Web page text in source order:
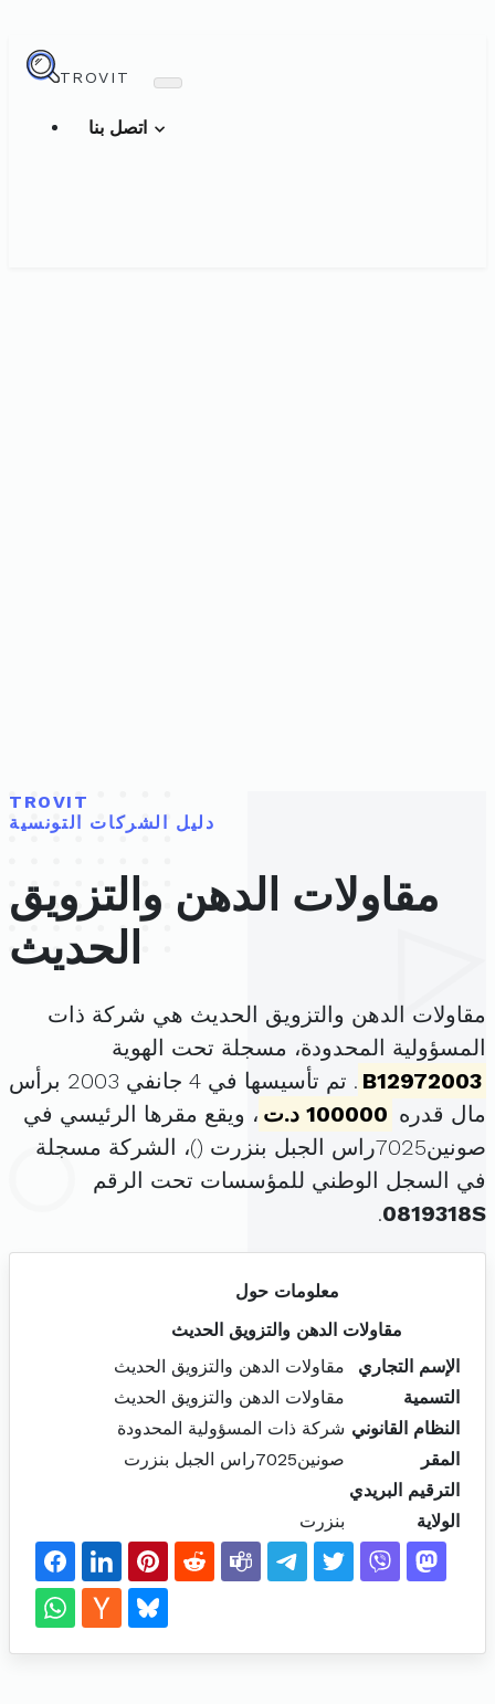
TROVIT
TROVIT
دليل الشركات التونسية
مقاولات الدهن والتزويق
الحديث
مقاولات الدهن والتزويق الحديث هي شركة ذات
المسؤولية المحدودة، مسجلة تحت الهوية
B12972003
. تم تأسيسها في 4 جانفي 2003 برأس
مال قدره 100000 د.ت
، ويقع مقرها الرئيسي في
صونين7025راس الجبل بنزرت (
)، الشركة مسجلة
في السجل الوطني للمؤسسات تحت الرقم
0819318S
.
معلومات حول
مقاولات الدهن والتزويق الحديث
الإسم التجاري
مقاولات الدهن والتزويق الحديث
التسمية
مقاولات الدهن والتزويق الحديث
النظام القانوني شركة ذات المسؤولية المحدودة
المقر
صونين7025راس الجبل بنزرت
الترقيم البريدي
الولاية
بنزرت